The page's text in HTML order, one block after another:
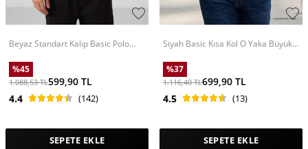
Beyaz Standart Kalıp Basic Polo
%45
1.088,53TL599,90 TL
4.4
(142)
SEPETE EKLE
Siyah Basic Kısa Kol O Yaka Büyük
%37
1.116,40TL699,90 TL
4.5
(13)
SEPETE EKLE